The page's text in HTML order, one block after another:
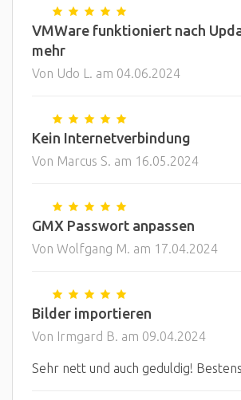
VMWare funktioniert nach
mehr
Von Udo L. am 04.06.2024
Kein Internetverbindung
Von Marcus S. am 16.05.2024
GMX Passwort anpassen
Von Wolfgang M. am 17.04.2024
Bilder importieren
Von Irmgard B. am 09.04.2024
Sehr nett und auch geduldig!